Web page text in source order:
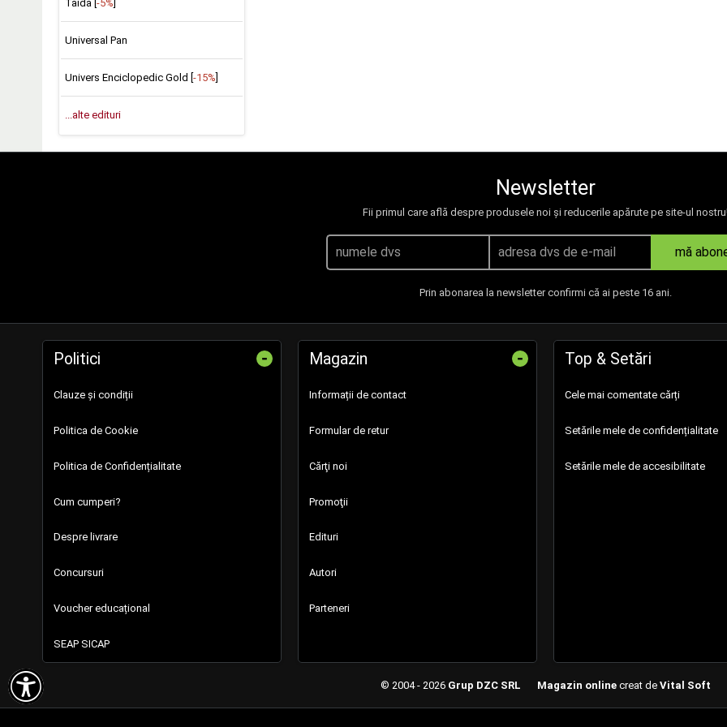

Taida [ -5%
Universal Pan
Univers Enciclopedic Gold [ -15%
...alte edituri
Newsletter
Fii primul care află despre produsele noi și reducerile apărute pe site-ul nostru!
mă
Prin abonarea la newsletter confirmi că ai peste 16 ani.
Politici -
Clauze și condiții
Politica de Cookie
Politica de Confidențialitate
Cum cumperi?
Despre livrare
Concursuri
Voucher educațional
SEAP SICAP
Magazin -
Informații de contact
Formular de retur
Cărţi noi
Promoţii
Edituri
Autori
Parteneri
Top & Setări
Cele mai comentate cărți
Setările mele de confidențialitate
Setările mele de accesibilitate
© 2004 - 2026 Grup DZC SRL Magazin onlinecreat de Vital Soft